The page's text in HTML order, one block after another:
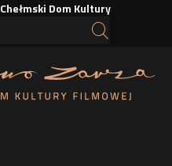
Chełmski Dom Kultury